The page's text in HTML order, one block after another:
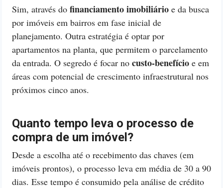
Sim, através do financiamento imobiliário e da busca
por imóveis em bairros em fase inicial de
planejamento. Outra estratégia é optar por
apartamentos na planta, que permitem o parcelamento
da entrada. O segredo é focar no custo-benefício e em
áreas com potencial de crescimento infraestrutural nos
próximos cinco anos.
Quanto tempo leva o processo de
compra de um imóvel?
Desde a escolha até o recebimento das chaves (em
imóveis prontos), o processo leva em média de 30 a 90
dias. Esse tempo é consumido pela análise de crédito